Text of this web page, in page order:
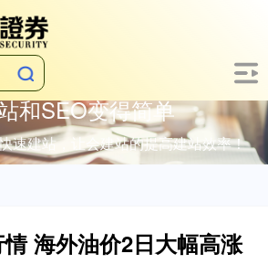
和SEO变得简单
速建站，让会建站的提高建站效率！
海外油价2日大幅高涨